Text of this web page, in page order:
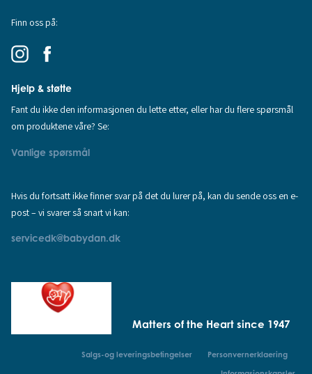
Finn oss på:
Hjelp & støtte
Fant du ikke den informasjonen du lette etter, eller har du flere spørsmål
om produktene våre? Se:
Vanlige spørsmål
Hvis du fortsatt ikke finner svar på det du lurer på, kan du sende oss en e-
post – vi svarer så snart vi kan:
servicedk@babydan.dk
Matters of the Heart since 1947
Salgs-og leveringsbetingelser
Personvernerklaering